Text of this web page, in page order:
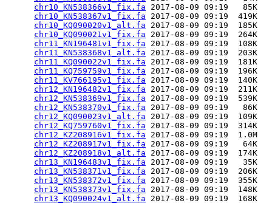
chr10_KN538366v1_fix.fa 2017-08-09 09:19   85K
chr10_KN538367v1_fix.fa 2017-08-09 09:19  419K
chr10_KQ090020v1_alt.fa 2017-08-09 09:19  185K
chr10_KQ090021v1_fix.fa 2017-08-09 09:19  264K
chr11_KN196481v1_fix.fa 2017-08-09 09:19  108K
chr11_KN538368v1_alt.fa 2017-08-09 09:19  203K
chr11_KQ090022v1_fix.fa 2017-08-09 09:19  181K
chr11_KQ759759v1_fix.fa 2017-08-09 09:19  196K
chr11_KV766195v1_fix.fa 2017-08-09 09:19  140K
chr12_KN196482v1_fix.fa 2017-08-09 09:19  211K
chr12_KN538369v1_fix.fa 2017-08-09 09:19  539K
chr12_KN538370v1_fix.fa 2017-08-09 09:19   86K
chr12_KQ090023v1_alt.fa 2017-08-09 09:19  109K
chr12_KQ759760v1_fix.fa 2017-08-09 09:19  314K
chr12_KZ208916v1_fix.fa 2017-08-09 09:19  1.0M
chr12_KZ208917v1_fix.fa 2017-08-09 09:19   64K
chr12_KZ208918v1_alt.fa 2017-08-09 09:19  174K
chr13_KN196483v1_fix.fa 2017-08-09 09:19   35K
chr13_KN538371v1_fix.fa 2017-08-09 09:19  206K
chr13_KN538372v1_fix.fa 2017-08-09 09:19  355K
chr13_KN538373v1_fix.fa 2017-08-09 09:19  148K
chr13_KQ090024v1_alt.fa 2017-08-09 09:19  168K